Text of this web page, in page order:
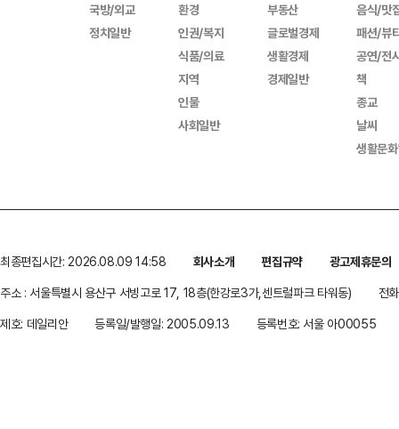
국방/외교
정치일반
환경
인권/복지
식품/의료
지역
인물
사회일반
부동산
글로벌경제
생활경제
경제일반
음식/맛
패션/뷰
공연/전
책
종교
날씨
생활문
최종편집시간: 2026.08.09 14:58 회사소개 편집규약
광고제휴문의
주소 : 서울특별시 용산구 서빙고로 17, 18층(한강로3가,센트럴파크 타워동)
전
제호: 데일리안
등록일/발행일: 2005.09.13 등록번호: 서울 아00055